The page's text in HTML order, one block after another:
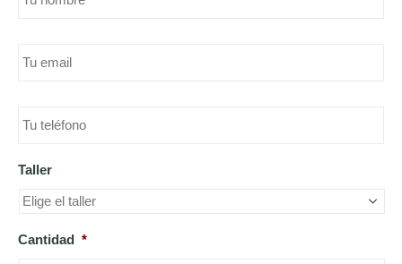
Taller
Cantidad *